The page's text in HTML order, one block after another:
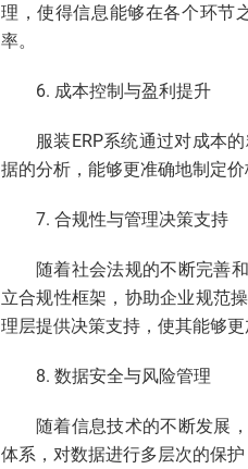
理，使得信息能够在各个环节
率。
6. 成本控制与盈利提升
服装ERP系统通过对成本
据的分析，能够更准确地制定
7. 合规性与管理决策支持
随着社会法规的不断完善
立合规性框架，协助企业规范
理层提供决策支持，使其能够
8. 数据安全与风险管理
随着信息技术的不断发展
体系，对数据进行多层次的保